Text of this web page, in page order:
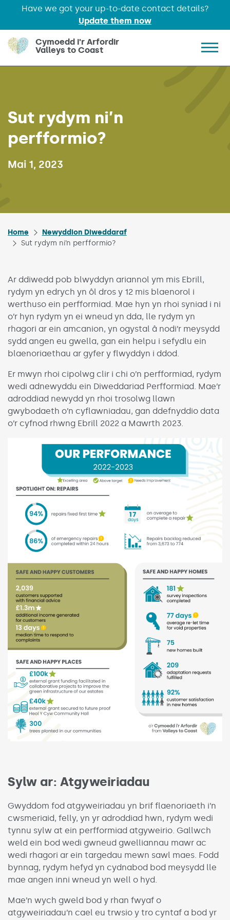
Have we got your up-to-date contact details?
Update them now
Skip to main content
Cymoedd i'r Arfordir
Valleys to Coast
Sut rydym ni’n
perfformio?
Mai 1, 2023
Home
Newyddion Diweddaraf
Sut rydym ni’n perfformio?
Ar ddiwedd pob blwyddyn ariannol ym mis Ebrill,
rydym yn edrych yn ôl dros y 12 mis blaenorol i
werthuso ein perfformiad. Mae hyn yn rhoi syniad i ni
o’r hyn rydym yn ei wneud yn dda, lle rydym yn
rhagori ar ein amcanion, yn ogystal â nodi’r meysydd
sydd angen eu gwella, gan ein helpu i sefydlu ein
blaenoriaethau ar gyfer y flwyddyn i ddod.
Er mwyn rhoi cipolwg clir i chi o’n perfformiad, rydym
wedi adnewyddu ein Diweddariad Perfformiad. Mae’r
adroddiad newydd yn rhoi trosolwg llawn
gwybodaeth o’n cyflawniadau, gan ddefnyddio data
o’r cyfnod rhwng Ebrill 2022 a Mawrth 2023.
Sylw ar: Atgyweiriadau
Gwyddom fod atgyweiriadau yn brif flaenoriaeth i’n
cwsmeriaid, felly, yn yr adroddiad hwn, rydym wedi
tynnu sylw at ein perfformiad atgyweirio. Gallwch
weld ein bod wedi gwneud gwelliannau mawr ac
wedi rhagori ar ein targedau mewn sawl maes. Fodd
bynnag, rydym hefyd yn cydnabod bod meysydd lle
mae angen inni wneud yn well o hyd.
Mae’n wych gweld bod y rhan fwyaf o
atgyweiriadau’n cael eu trwsio y tro cyntaf a bod yr